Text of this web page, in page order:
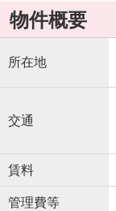
物件概要
所在地
交通
賃料
管理費等